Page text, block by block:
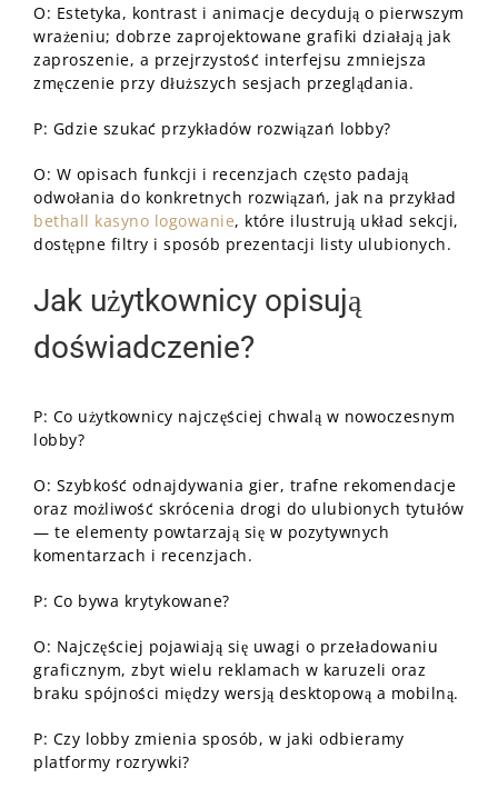
O: Estetyka, kontrast i animacje decydują o pierwszym
wrażeniu; dobrze zaprojektowane grafiki działają jak
zaproszenie, a przejrzystość interfejsu zmniejsza
zmęczenie przy dłuższych sesjach przeglądania.
P: Gdzie szukać przykładów rozwiązań lobby?
O: W opisach funkcji i recenzjach często padają
odwołania do konkretnych rozwiązań, jak na przykład
bethall kasyno logowanie, które ilustrują układ sekcji,
dostępne filtry i sposób prezentacji listy ulubionych.
Jak użytkownicy opisują
doświadczenie?
P: Co użytkownicy najczęściej chwalą w nowoczesnym
lobby?
O: Szybkość odnajdywania gier, trafne rekomendacje
oraz możliwość skrócenia drogi do ulubionych tytułów
— te elementy powtarzają się w pozytywnych
komentarzach i recenzjach.
P: Co bywa krytykowane?
O: Najczęściej pojawiają się uwagi o przeładowaniu
graficznym, zbyt wielu reklamach w karuzeli oraz
braku spójności między wersją desktopową a mobilną.
P: Czy lobby zmienia sposób, w jaki odbieramy
platformy rozrywki?